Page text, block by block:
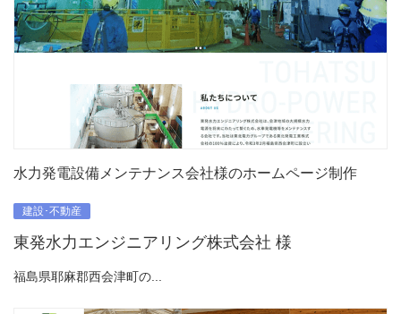
水力発電設備メンテナンス会社様のホームページ制作
建設･不動産
東発水力エンジニアリング株式会社 様
福島県耶麻郡西会津町の...